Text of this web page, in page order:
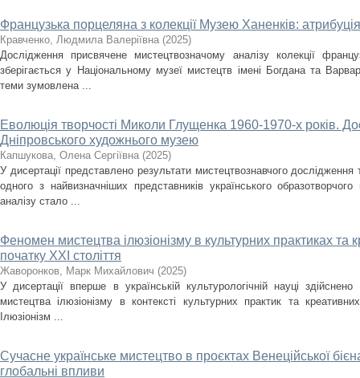
Французька порцеляна з колекції Музею Ханенків:
Кравченко, Людмила Валеріївна (2025)
Дослідження присвячене мистецтвозначому аналізу колекції
зберігається у Національному музеї мистецтв імені Богдана та
теми зумовлена ...
Еволюція творчості Миколи Глущенка 1960-1970-х років.
Дніпровського художнього музею
Капшукова, Олена Сергіївна (2025)
У дисертації представлено результати мистецтвознавчого
одного з найвизначніших представників українського
аналізу стало ...
Феномен мистецтва ілюзіонізму в культурних практиках та
початку ХХІ століття
Жаворонков, Марк Михайлович (2025)
У дисертації вперше в українській культурологічній науці
мистецтва ілюзіонізму в контексті культурних практик та
Ілюзіонізм ...
Сучасне українське мистецтво в проєктах Венеційської
глобальні впливи